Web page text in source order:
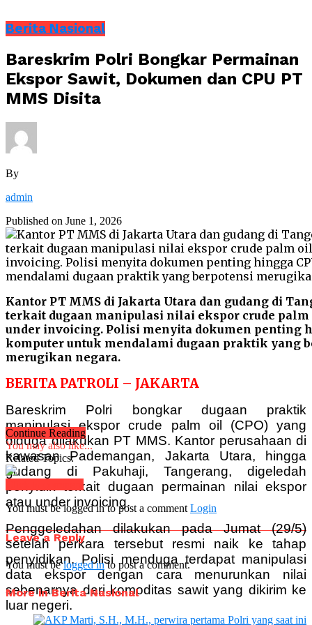
Berita Nasional
Bareskrim Polri Bongkar Permainan
Ekspor Sawit, Dokumen dan CPU PT
MMS Disita
By
admin
Published on June 1, 2026
Kantor PT MMS di Jakarta Utara dan gudang di
terkait dugaan manipulasi nilai ekspor crude palm
under invoicing. Polisi menyita dokumen penting
komputer untuk mendalami dugaan praktik yang
merugikan negara.
BERITA PATROLI – JAKARTA
Bareskrim Polri bongkar dugaan praktik
manipulasi ekspor crude palm oil (CPO) yang
diduga dilakukan PT MMS. Kantor perusahaan di
kawasan Pademangan, Jakarta Utara, hingga
gudang di Pakuhaji, Tangerang, digeledah
penyidik terkait dugaan permainan nilai ekspor
atau under invoicing.
Penggeledahan dilakukan pada Jumat (29/5)
setelah perkara tersebut resmi naik ke tahap
penyidikan. Polisi menduga terdapat manipulasi
data ekspor dengan cara menurunkan nilai
sebenarnya dari komoditas sawit yang dikirim ke
luar negeri.
Continue Reading
You may also like...
Related Topics:
You must be logged in to post a comment Login
Leave a Reply
You must belogged into post a comment.
More in Berita Nasional